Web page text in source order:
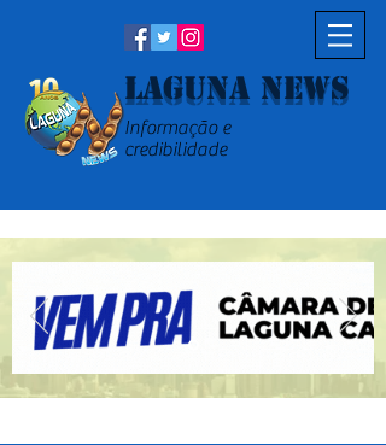
Laguna News
Informação e
credibilidade